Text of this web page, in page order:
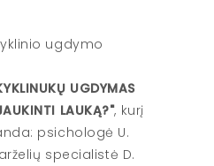
ugdymo
UGDYMAS
LAUKĄ?", kurį
psichologė U.
specialistė D.